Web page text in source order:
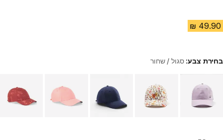
בחירת צבע:סגול / שחור